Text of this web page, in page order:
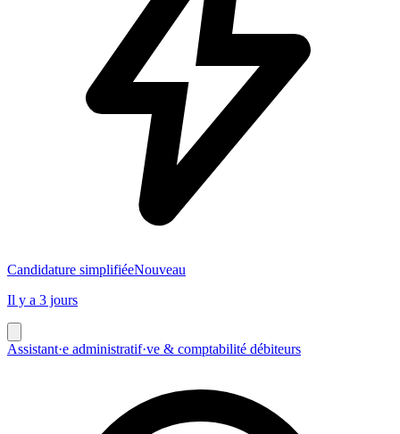
Candidature simplifiéeNouveau
Il y a 3 jours
Assistant·e administratif·ve & comptabilité débiteurs